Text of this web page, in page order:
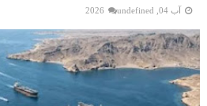
آب 04, 2026 undefined